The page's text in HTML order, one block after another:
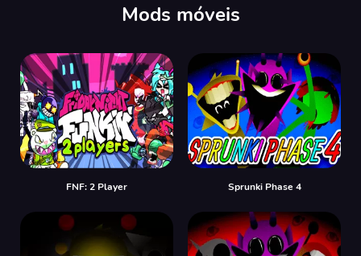
Mods móveis
FNF: 2 Player Sprunki Phase 4